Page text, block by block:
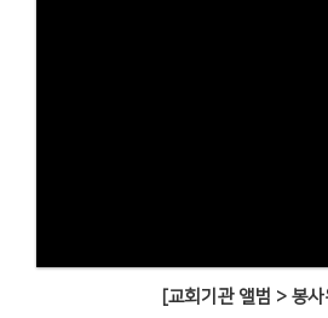
[교회기관 앨범 > 봉